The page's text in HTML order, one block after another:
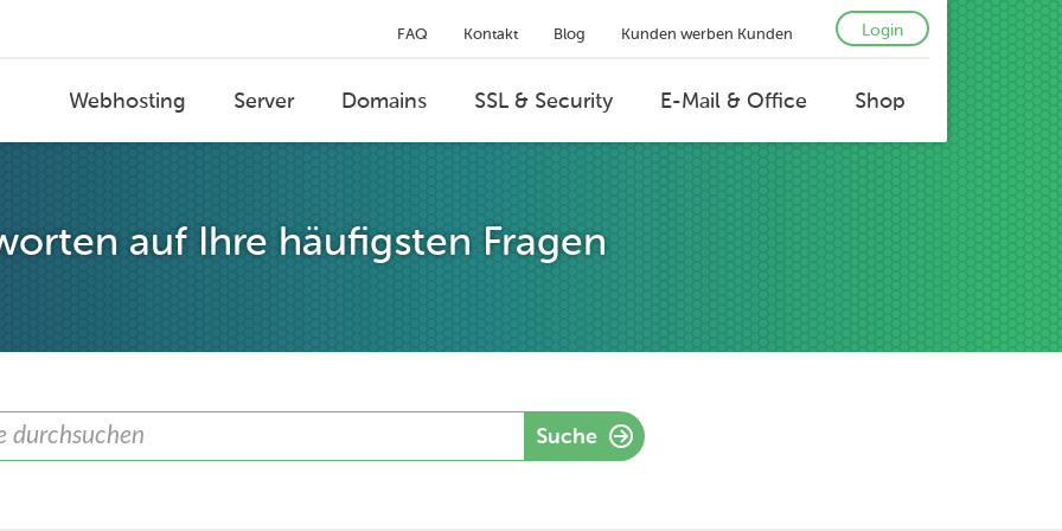
FAQ Kontakt Blog Kunden werben Kunden Login
Webhosting Server Domains SSL & Security E-Mail & Office Shop
auf Ihre häufigsten Fragen
Suche